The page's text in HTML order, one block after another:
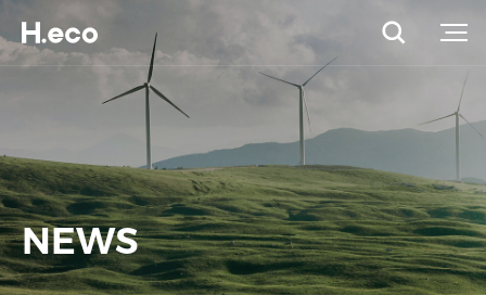
NEWS